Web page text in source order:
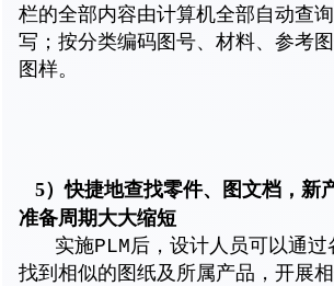
栏的全部内容由计算机全部自动查
写；按分类编码图号、材料、参考
图样。
5）快捷地查找零件、图文档，新
准备周期大大缩短
实施PLM后，设计人员可以通过
找到相似的图纸及所属产品，开展